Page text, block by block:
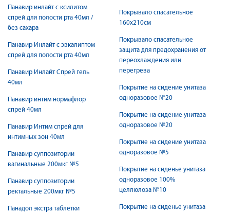
Панавир инлайт с ксилитом
спрей для полости рта 40мл /
без сахара
Панавир Инлайт с эвкалиптом
спрей для полости рта 40мл
Панавир Инлайт Спрей гель
40мл
Панавир интим нормафлор
спрей 40мл
Панавир Интим спрей для
интимных зон 40мл
Панавир суппозитории
вагинальные 200мкг №5
Панавир суппозитории
ректальные 200мкг №5
Панадол экстра таблетки
Покрывало спасательное
160х210см
Покрывало спасательное
защита для предохранения от
переохлаждения или
перегрева
Покрытие на сидение унитаза
одноразовое №20
Покрытие на сидение унитаза
одноразовое №20
Покрытие на сидение унитаза
одноразовое №5
Покрытие на сиденье унитаза
одноразовое 100%
целлюлоза №10
Покрытие на сиденье унитаза